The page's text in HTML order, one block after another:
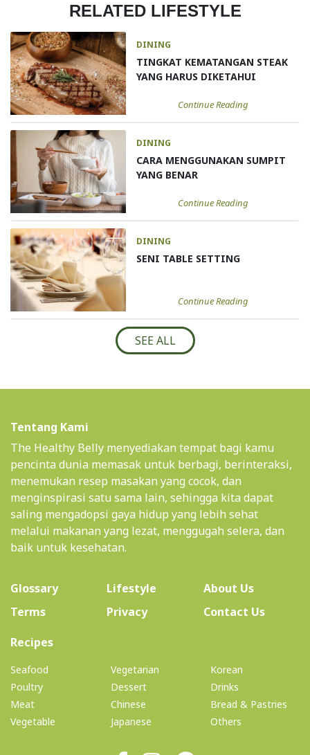
RELATED LIFESTYLE
DINING
TINGKAT KEMATANGAN STEAK
YANG HARUS DIKETAHUI
Continue Reading
DINING
CARA MENGGUNAKAN SUMPIT
YANG BENAR
Continue Reading
DINING
SENI TABLE SETTING
Continue Reading
SEE ALL
Tentang Kami
The Healthy Belly menyediakan tempat bagi kamu
pencinta dunia memasak untuk berbagi, berinteraksi,
menemukan resep masakan yang cocok, dan
menginspirasi satu sama lain, sehingga kita dapat
saling mengadopsi gaya hidup yang lebih sehat
melalui makanan yang lezat, menggugah selera, dan
baik untuk kesehatan.
Glossary Lifestyle About Us(current)
Terms
Privacy
Contact Us
Recipes(current)
Seafood
Poultry
Meat
Vegetable
Vegetarian
Dessert
Chinese
Japanese
Korean
Drinks
Bread & Pastries
Others